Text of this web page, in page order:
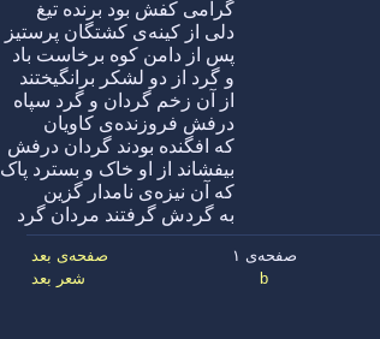
گرامی کفش بود برنده تیغ
دلی از کینه‌ی کشتگان پرستیز
پس از دامن کوه برخاست باد
و گرد از دو لشکر برانگیختند
از آن زخم گردان و گرد سپاه
درفش فروزنده‌ی کاویان
که افگنده بودند گردان درفش
بیفشاند از او خاک و بسترد پاک
که آن نیزه‌ی نامدار گزین
به گردش گرفتند مردان گرد
صفحه‌ی ۱
صفحه‌ی بعد
b شعر بعد